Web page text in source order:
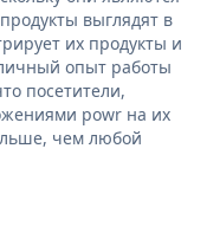
выглядят в
их продукты и
опыт работы
посетители,
powr на их
чем любой